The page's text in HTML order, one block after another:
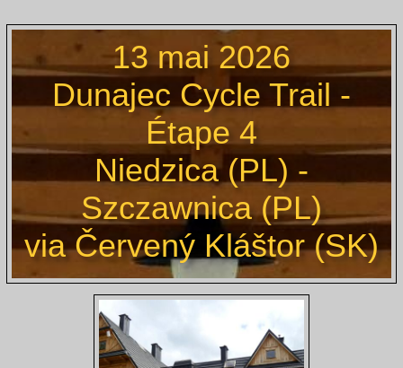
13 mai 2026
Dunajec Cycle Trail -
Étape 4
Niedzica (PL) -
Szczawnica (PL)
via Červený Kláštor (SK)